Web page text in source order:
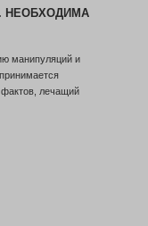
НЕОБХОДИМА
манипуляций и
лечащий